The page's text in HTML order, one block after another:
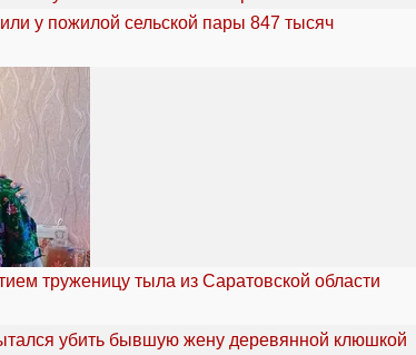
у пожилой сельской пары 847 тысяч
труженицу тыла из Саратовской области